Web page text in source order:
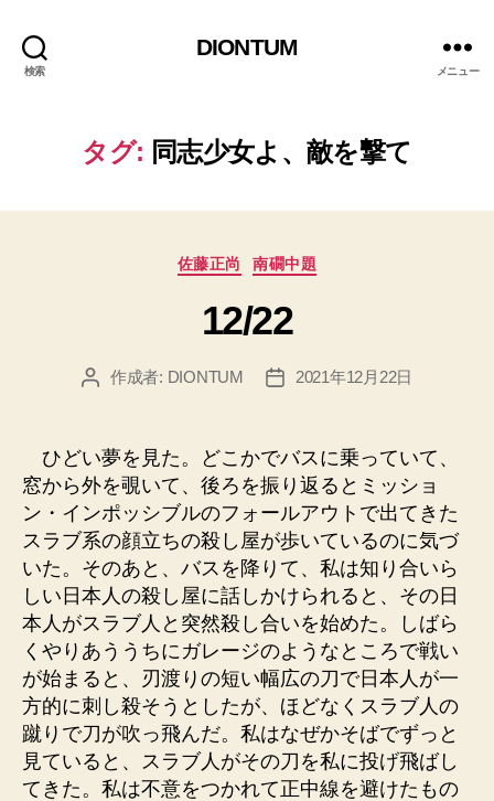
検索
DIONTUM
メニュー
タグ: 同志少女よ、敵を撃て
カ
ゴ
リ
佐藤正尚 南礀中題
12/22
投 作成者: DIONTUM
投
2021年12月22日
ひどい夢を見た。どこかでバスに乗っていて、
窓から外を覗いて、後ろを振り返るとミッショ
ン・インポッシブルのフォールアウトで出てきた
スラブ系の顔立ちの殺し屋が歩いているのに気づ
いた。そのあと、バスを降りて、私は知り合いら
しい日本人の殺し屋に話しかけられると、その日
本人がスラブ人と突然殺し合いを始めた。しばら
くやりあううちにガレージのようなところで戦い
が始まると、刃渡りの短い幅広の刀で日本人が一
方的に刺し殺そうとしたが、ほどなくスラブ人の
蹴りで刀が吹っ飛んだ。私はなぜかそばでずっと
見ていると、スラブ人がその刀を私に投げ飛ばし
てきた。私は不意をつかれて正中線を避けたもの